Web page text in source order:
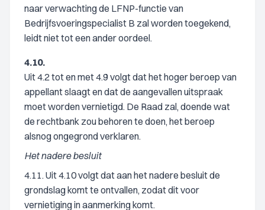
naar verwachting de LFNP-functie van
Bedrijfsvoeringspecialist B zal worden toegekend,
leidt niet tot een ander oordeel.
4.10.
Uit 4.2 tot en met 4.9 volgt dat het hoger beroep van
appellant slaagt en dat de aangevallen uitspraak
moet worden vernietigd. De Raad zal, doende wat
de rechtbank zou behoren te doen, het beroep
alsnog ongegrond verklaren.
Het nadere besluit
4.11. Uit 4.10 volgt dat aan het nadere besluit de
grondslag komt te ontvallen, zodat dit voor
vernietiging in aanmerking komt.